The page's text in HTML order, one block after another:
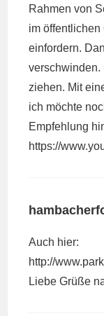
Rahmen von
im öffentlichen
einfordern.
verschwinden.
ziehen. Mit
ich möchte
Empfehlung
https://
Auch hier:
http://
Liebe Grüße